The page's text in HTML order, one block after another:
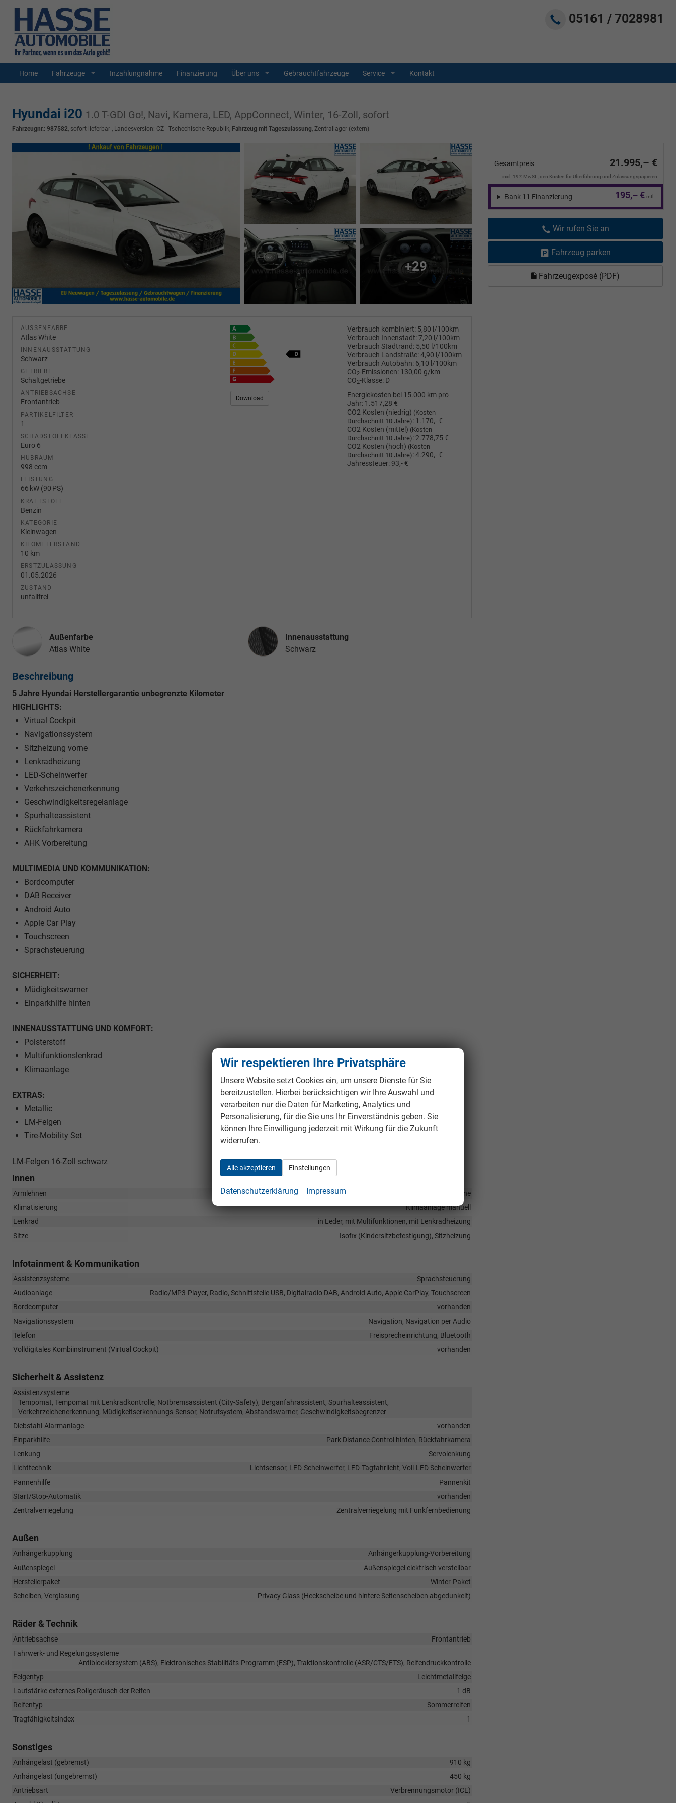
05161 / 7028981
Home Fahrzeuge Inzahlungnahme Finanzierung Über uns Gebrauchtfahrzeuge Service Kontakt
Hyundai i20 1.0 T-GDI Go!, Navi, Kamera, LED, AppConnect, Winter, 16-Zoll, sofort
Fahrzeugnr.: 987582, sofort lieferbar , Landesversion: CZ - Tschechische Republik, Fahrzeug mit Tageszulassung, Zentrallager (extern)
Gesamtpreis 21.995,– €
incl. 19% MwSt., den Kosten für Überführung und Zulassungspapieren
195,– € mtl.
Bank 11 Finanzierung
Wir rufen Sie an
Fahrzeug parken
Fahrzeugexposé (PDF)
+29
AUSSENFARBE
Atlas White
INNENAUSSTATTUNG
Schwarz
GETRIEBE
Schaltgetriebe
ANTRIEBSACHSE
Frontantrieb
PARTIKELFILTER
1
SCHADSTOFFKLASSE
Euro 6
HUBRAUM
998 ccm
LEISTUNG
66 kW (90 PS)
KRAFTSTOFF
Benzin
KATEGORIE
Kleinwagen
KILOMETERSTAND
10 km
ERSTZULASSUNG
01.05.2026
ZUSTAND
unfallfrei
Verbrauch kombiniert: 5,80 l/100km
Verbrauch Innenstadt:7,20 l/100km
Verbrauch Stadtrand: 5,50 l/100km
Verbrauch Landstraße:4,90 l/100km
Verbrauch Autobahn: 6,10 l/100km
CO2-Emissionen: 130,00 g/km
CO2-Klasse: D
Download
Energiekosten bei 15.000 km pro
Jahr: 1.517,28 €
CO2 Kosten (niedrig) (Kosten
Durchschnitt 10 Jahre): 1.170,- €
CO2 Kosten (mittel) (Kosten
Durchschnitt 10 Jahre): 2.778,75 €
CO2 Kosten (hoch) (Kosten
Durchschnitt 10 Jahre):4.290,- €
Jahressteuer: 93,- €
Außenfarbe
Atlas White
Innenausstattung
Innenausstattung
Schwarz
Beschreibung
5 Jahre Hyundai Herstellergarantie unbegrenzte Kilometer
HIGHLIGHTS:
Virtual Cockpit
Navigationssystem
Sitzheizung vorne
Lenkradheizung
LED-Scheinwerfer
Verkehrszeichenerkennung
Geschwindigkeitsregelanlage
Spurhalteassistent
Rückfahrkamera
AHK Vorbereitung
MULTIMEDIA UND KOMMUNIKATION:
Bordcomputer
DAB Receiver
Android Auto
Apple Car Play
Touchscreen
Sprachsteuerung
SICHERHEIT:
Müdigkeitswarner
Einparkhilfe hinten
INNENAUSSTATTUNG UND KOMFORT:
Polsterstoff
Multifunktionslenkrad
Klimaanlage
EXTRAS:
Metallic
LM-Felgen
Tire-Mobility Set
LM-Felgen 16-Zoll schwarz
Innen
Armlehnen
Mittelarmlehne
Klimatisierung
Klimaanlage manuell
Lenkrad
in Leder, mit Multifunktionen, mit Lenkradheizung
Sitze
Isofix (Kindersitzbefestigung), Sitzheizung
Infotainment & Kommunikation
Assistenzsysteme
Sprachsteuerung
Audioanlage
Radio/MP3-Player, Radio, Schnittstelle USB, Digitalradio DAB, Android Auto, Apple CarPlay, Touchscreen
Bordcomputer
vorhanden
Navigationssystem
Navigation, Navigation per Audio
Telefon
Freisprecheinrichtung, Bluetooth
Volldigitales Kombiinstrument (Virtual Cockpit)
vorhanden
Sicherheit & Assistenz
Assistenzsysteme
Tempomat, Tempomat mit Lenkradkontrolle, Notbremsassistent (City-Safety), Berganfahrassistent, Spurhalteassistent,
Verkehrzeichenerkennung, Müdigkeitserkennungs-Sensor, Notrufsystem, Abstandswarner, Geschwindigkeitsbegrenzer
Diebstahl-Alarmanlage
vorhanden
Einparkhilfe
Park Distance Control hinten, Rückfahrkamera
Lenkung
Servolenkung
Lichttechnik
Lichtsensor, LED-Scheinwerfer, LED-Tagfahrlicht, Voll-LED Scheinwerfer
Pannenhilfe
Pannenkit
Start/Stop-Automatik
vorhanden
Zentralverriegelung
Zentralverriegelung mit Funkfernbedienung
Außen
Anhängerkupplung
Anhängerkupplung-Vorbereitung
Außenspiegel
Außenspiegel elektrisch verstellbar
Herstellerpaket
Winter-Paket
Scheiben, Verglasung
Privacy Glass (Heckscheibe und hintere Seitenscheiben abgedunkelt)
Räder & Technik
Antriebsachse
Frontantrieb
Fahrwerk- und Regelungssysteme
Antiblockiersystem (ABS), Elektronisches Stabilitäts-Programm (ESP), Traktionskontrolle (ASR/CTS/ETS), Reifendruckkontrolle
Felgentyp
Leichtmetallfelge
Lautstärke externes Rollgeräusch der Reifen
1 dB
Reifentyp
Sommerreifen
Tragfähigkeitsindex
1
Sonstiges
Anhängelast (gebremst)
910 kg
Anhängelast (ungebremst)
450 kg
Antriebsart
Verbrennungsmotor (ICE)
Wir respektieren Ihre Privatsphäre
Unsere Website setzt Cookies ein, um unsere Dienste für Sie
bereitzustellen. Hierbei berücksichtigen wir Ihre Auswahl und
verarbeiten nur die Daten für Marketing, Analytics und
Personalisierung, für die Sie uns Ihr Einverständnis geben. Sie
können Ihre Einwilligung jederzeit mit Wirkung für die Zukunft
widerrufen.
Alle akzeptieren Einstellungen
Datenschutzerklärung Impressum